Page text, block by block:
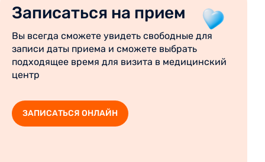
Записаться на прием
Вы всегда сможете увидеть свободные для
записи даты приема и сможете выбрать
подходящее время для визита в медицинский
центр
ЗАПИСАТЬСЯ ОНЛАЙН